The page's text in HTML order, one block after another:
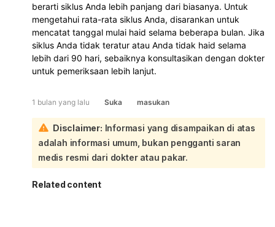
berarti siklus Anda lebih panjang dari biasanya. Untuk
mengetahui rata-rata siklus Anda, disarankan untuk
mencatat tanggal mulai haid selama beberapa bulan. Jika
siklus Anda tidak teratur atau Anda tidak haid selama
lebih dari 90 hari, sebaiknya konsultasikan dengan dokter
untuk pemeriksaan lebih lanjut.
1 bulan yang lalu Suka masukan
Disclaimer: Informasi yang disampaikan di atas
adalah informasi umum, bukan pengganti saran
medis resmi dari dokter atau pakar.
Related content